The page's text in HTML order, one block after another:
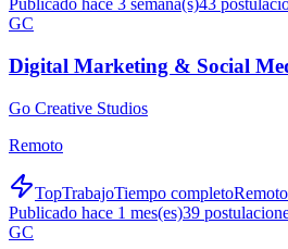
Publicado hace 3 semana(s)43
GC
Digital Marketing & Social
Go Creative Studios
Remoto
TopTrabajoTiempo completoRemoto
Publicado hace 1 mes(es)39
GC